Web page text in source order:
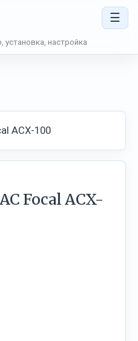
☰
настройка
Focal ACX-